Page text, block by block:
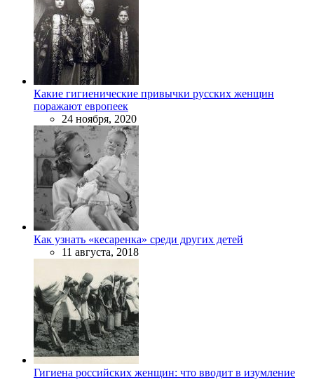
Какие гигиенические привычки русских женщин
поражают европеек
24 ноября, 2020
Как узнать «кесаренка» среди других детей
11 августа, 2018
Гигиена российских женщин: что вводит в изумление